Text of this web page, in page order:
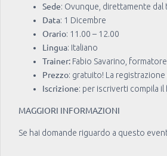
Sede: Ovunque, direttamente dal
Data: 1 Dicembre
Orario: 11.00 – 12.00
Lingua: Italiano
Trainer: Fabio Savarino,
Prezzo: gratuito! La registrazione
Iscrizione: per iscriverti compila il
MAGGIORI INFORMAZIONI
Se hai domande riguardo a questo